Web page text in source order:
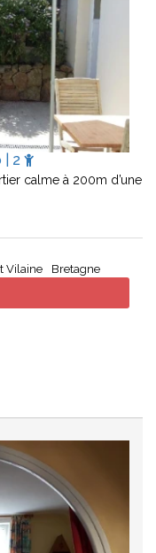
| 2
calme à 200m d’une
Vilaine Bretagne